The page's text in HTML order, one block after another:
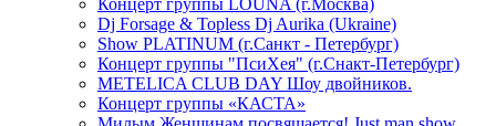
Концерт группы LOUNA (г.Москва)
Dj Forsage & Topless Dj Aurika (Ukraine)
Show PLATINUM (г.Санкт - Петербург)
Концерт группы "ПсиХея" (г.Снакт-Петербург)
METELICA CLUB DAY Шоу двойников.
Концерт группы «КАСТА»